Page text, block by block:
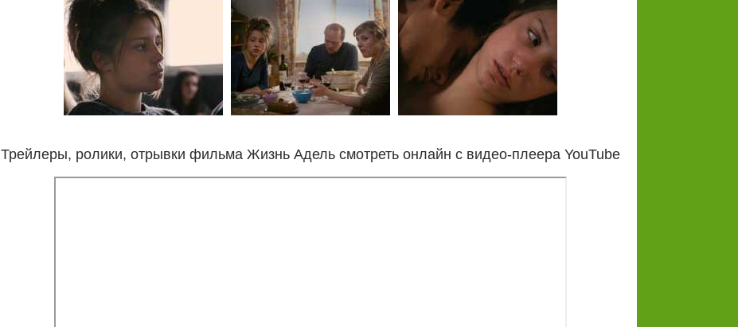
Трейлеры, ролики, отрывки фильма Жизнь Адель смотреть онлайн с видео-плеера YouTube